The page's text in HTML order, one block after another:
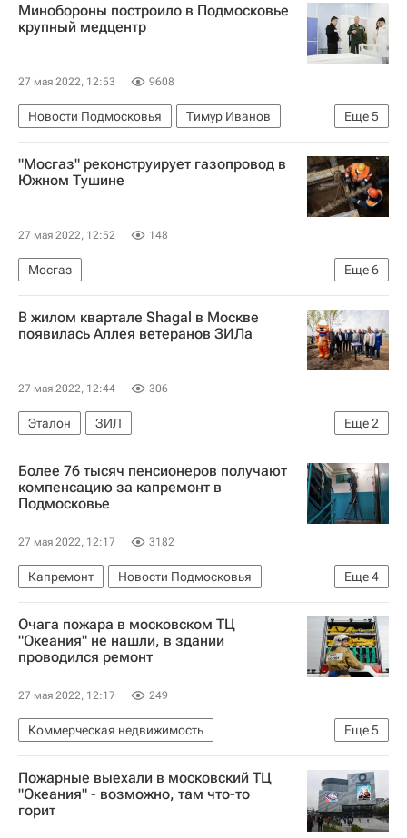
Минобороны построило в Подмосковье
крупный медцентр
27 мая 2022, 12:53 9608
Еще5
Новости Подмосковья
Тимур Иванов
Андрей Воробьев
Московская область (Подмосковье)
Россия
"Мосгаз" реконструирует газопровод в
Южном Тушине
27 мая 2022, 12:52 148
Еще6
Мосгаз
Москва Сегодня: мегаполис для жизни
Городское хозяйство Москвы
Москва
ЖКХ Реконструкция
В жилом квартале Shagal в Москве
появилась Аллея ветеранов ЗИЛа
27 мая 2022, 12:44 306
Еще2
Эталон
ЗИЛ
Завод имени Лихачева (ЗИЛ)
Девелоперы
Более 76 тысяч пенсионеров получают
компенсацию за капремонт в
Подмосковье
27 мая 2022, 12:17 3182
Еще4
Капремонт
Новости Подмосковья
Московская область (Подмосковье)
Ремонт
Жилье
ЖКХ
Очага пожара в московском ТЦ
"Океания" не нашли, в здании
проводился ремонт
27 мая 2022, 12:17 249
Еще5
Коммерческая недвижимость
Кутузовский проспект
Происшествия
Москва
Торговая недвижимость
Торговые центры
Пожарные выехали в московский ТЦ
"Океания" - возможно, там что-то
горит